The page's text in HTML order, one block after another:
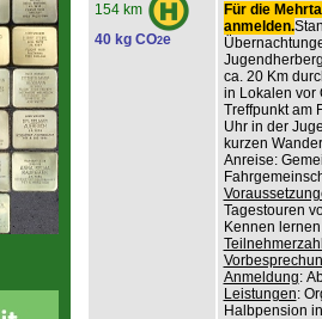
154 km
40 kg CO2e
Für die
anmelden.
ca. 20 Km
in Lokalen vor
Treffpunkt am
Uhr in der
kurzen
Anreise:
Tagestouren
Kennen
Anmeldung:
Leistungen:
Halbpension